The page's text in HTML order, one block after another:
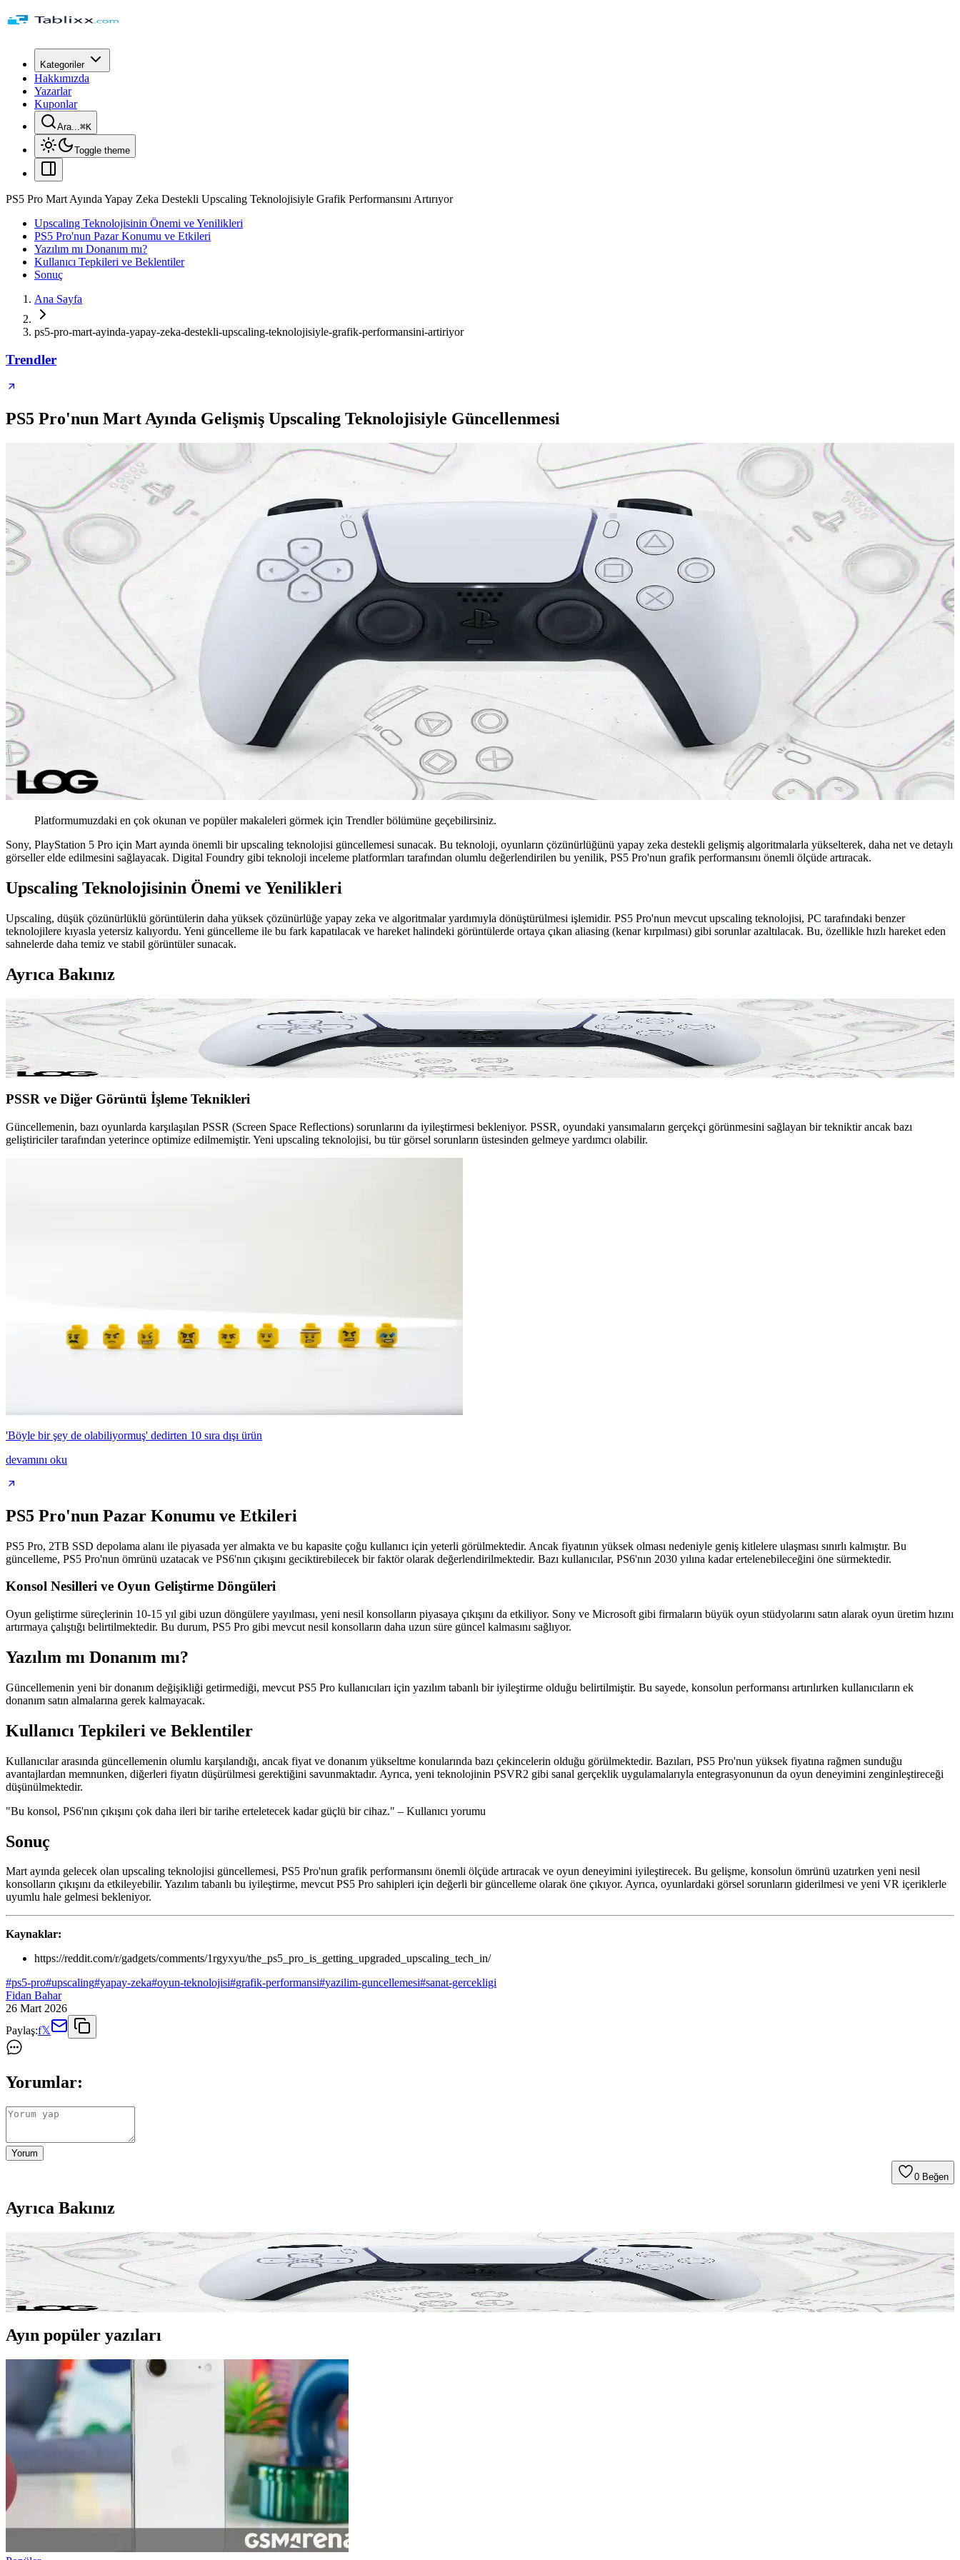
Kategoriler
Hakkımızda
Yazarlar
Kuponlar
Ara...⌘K
Toggle theme
PS5 Pro Mart Ayında Yapay Zeka Destekli Upscaling Teknolojisiyle Grafik Performansını Artırıyor
Upscaling Teknolojisinin Önemi ve Yenilikleri
PS5 Pro'nun Pazar Konumu ve Etkileri
Yazılım mı Donanım mı?
Kullanıcı Tepkileri ve Beklentiler
Sonuç
Ana Sayfa
ps5-pro-mart-ayinda-yapay-zeka-destekli-upscaling-teknolojisiyle-grafik-performansini-artiriyor
Trendler
PS5 Pro'nun Mart Ayında Gelişmiş Upscaling Teknolojisiyle Güncellenmesi
Platformumuzdaki en çok okunan ve popüler makaleleri görmek için Trendler bölümüne geçebilirsiniz.
Sony, PlayStation 5 Pro için Mart ayında önemli bir upscaling teknolojisi güncellemesi sunacak. Bu teknoloji, oyunların çözünürlüğünü yapay zeka destekli gelişmiş algoritmalarla yükselterek, daha net ve detaylı
görseller elde edilmesini sağlayacak. Digital Foundry gibi teknoloji inceleme platformları tarafından olumlu değerlendirilen bu yenilik, PS5 Pro'nun grafik performansını önemli ölçüde artıracak.
Upscaling Teknolojisinin Önemi ve Yenilikleri
Upscaling, düşük çözünürlüklü görüntülerin daha yüksek çözünürlüğe yapay zeka ve algoritmalar yardımıyla dönüştürülmesi işlemidir. PS5 Pro'nun mevcut upscaling teknolojisi, PC tarafındaki benzer
teknolojilere kıyasla yetersiz kalıyordu. Yeni güncelleme ile bu fark kapatılacak ve hareket halindeki görüntülerde ortaya çıkan aliasing (kenar kırpılması) gibi sorunlar azaltılacak. Bu, özellikle hızlı hareket eden
sahnelerde daha temiz ve stabil görüntüler sunacak.
Ayrıca Bakınız
PS5 Pro Mart Ayında Yapay Zeka Destekli Upscaling Teknolojisiyle Grafik Performansını Artırıyor
Sony, PS5 Pro için Mart ayında yapay zeka destekli gelişmiş upscaling teknolojisi güncellemesi sunacak. Bu yazılım iyileştirmesi, grafik performansını artırarak oyunlardaki görsel sorunları azaltacak ve konsolun
ömrünü uzatacak.
PSSR ve Diğer Görüntü İşleme Teknikleri
Güncellemenin, bazı oyunlarda karşılaşılan PSSR (Screen Space Reflections) sorunlarını da iyileştirmesi bekleniyor. PSSR, oyundaki yansımaların gerçekçi görünmesini sağlayan bir tekniktir ancak bazı
geliştiriciler tarafından yeterince optimize edilmemiştir. Yeni upscaling teknolojisi, bu tür görsel sorunların üstesinden gelmeye yardımcı olabilir.
'Böyle bir şey de olabiliyormuş' dedirten 10 sıra dışı ürün
devamını oku
PS5 Pro'nun Pazar Konumu ve Etkileri
PS5 Pro, 2TB SSD depolama alanı ile piyasada yer almakta ve bu kapasite çoğu kullanıcı için yeterli görülmektedir. Ancak fiyatının yüksek olması nedeniyle geniş kitlelere ulaşması sınırlı kalmıştır. Bu
güncelleme, PS5 Pro'nun ömrünü uzatacak ve PS6'nın çıkışını geciktirebilecek bir faktör olarak değerlendirilmektedir. Bazı kullanıcılar, PS6'nın 2030 yılına kadar ertelenebileceğini öne sürmektedir.
Konsol Nesilleri ve Oyun Geliştirme Döngüleri
Oyun geliştirme süreçlerinin 10-15 yıl gibi uzun döngülere yayılması, yeni nesil konsolların piyasaya çıkışını da etkiliyor. Sony ve Microsoft gibi firmaların büyük oyun stüdyolarını satın alarak oyun üretim hızını
artırmaya çalıştığı belirtilmektedir. Bu durum, PS5 Pro gibi mevcut nesil konsolların daha uzun süre güncel kalmasını sağlıyor.
Yazılım mı Donanım mı?
Güncellemenin yeni bir donanım değişikliği getirmediği, mevcut PS5 Pro kullanıcıları için yazılım tabanlı bir iyileştirme olduğu belirtilmiştir. Bu sayede, konsolun performansı artırılırken kullanıcıların ek
donanım satın almalarına gerek kalmayacak.
Kullanıcı Tepkileri ve Beklentiler
Kullanıcılar arasında güncellemenin olumlu karşılandığı, ancak fiyat ve donanım yükseltme konularında bazı çekincelerin olduğu görülmektedir. Bazıları, PS5 Pro'nun yüksek fiyatına rağmen sunduğu
avantajlardan memnunken, diğerleri fiyatın düşürülmesi gerektiğini savunmaktadır. Ayrıca, yeni teknolojinin PSVR2 gibi sanal gerçeklik uygulamalarıyla entegrasyonunun da oyun deneyimini zenginleştireceği
düşünülmektedir.
"Bu konsol, PS6'nın çıkışını çok daha ileri bir tarihe erteletecek kadar güçlü bir cihaz." – Kullanıcı yorumu
Sonuç
Mart ayında gelecek olan upscaling teknolojisi güncellemesi, PS5 Pro'nun grafik performansını önemli ölçüde artıracak ve oyun deneyimini iyileştirecek. Bu gelişme, konsolun ömrünü uzatırken yeni nesil
konsolların çıkışını da etkileyebilir. Yazılım tabanlı bu iyileştirme, mevcut PS5 Pro sahipleri için değerli bir güncelleme olarak öne çıkıyor. Ayrıca, oyunlardaki görsel sorunların giderilmesi ve yeni VR içeriklerle
uyumlu hale gelmesi bekleniyor.
Kaynaklar:
https://reddit.com/r/gadgets/comments/1rgyxyu/the_ps5_pro_is_getting_upgraded_upscaling_tech_in/
#ps5-pro#upscaling#yapay-zeka#oyun-teknolojisi#grafik-performansi#yazilim-guncellemesi#sanat-gercekligi
Fidan Bahar
26 Mart 2026
Paylaş:f𝕏
Yorumlar:
Yorum
0 Beğen
Ayrıca Bakınız
PS5 Pro Mart Ayında Yapay Zeka Destekli Upscaling Teknolojisiyle Grafik Performansını Artırıyor
Sony, PS5 Pro için Mart ayında yapay zeka destekli gelişmiş upscaling teknolojisi güncellemesi sunacak. Bu yazılım iyileştirmesi, grafik performansını artırarak oyunlardaki görsel sorunları azaltacak ve konsolun
ömrünü uzatacak.
Ayın popüler yazıları